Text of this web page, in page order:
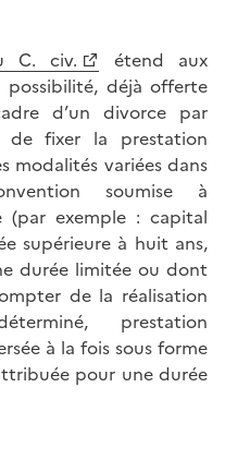
C. civ.
étend aux
déjà offerte
d’un divorce par
de fixer la prestation
modalités variées dans
soumise à
(par exemple : capital
supérieure à huit ans,
durée limitée ou dont
de la réalisation
prestation
à la fois sous forme
pour une durée